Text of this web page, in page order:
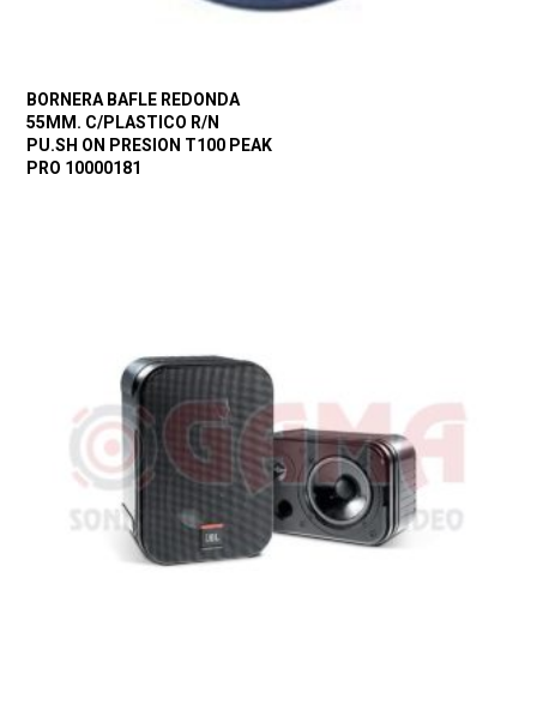
BORNERA BAFLE REDONDA
55MM. C/PLASTICO R/N
PU.SH ON PRESION T100 PEAK
PRO 10000181